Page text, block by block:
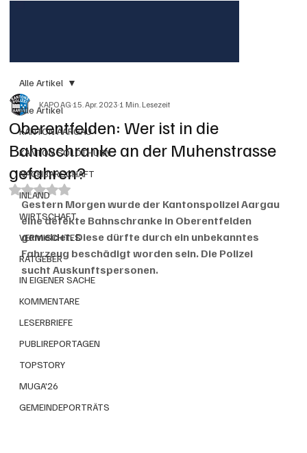
Alle Artikel
KANTON AARGAU
KANTON SOLOTHURN
NACHBARSCHAFT
INLAND
WIRTSCHAFT
VERMISCHTES
RATGEBER
IN EIGENER SACHE
KOMMENTARE
LESERBRIEFE
PUBLIREPORTAGEN
TOPSTORY
MUGA'26
GEMEINDEPORTRÄTS
Alle Artikel
Oberentfelden: Wer ist in die
Bahnschranke an der Muhenstrasse
gefahren?
KAPO AG15. Apr. 20231 Min. Lesezeit
Mit NaN von 5 Sternen bewertet.
Gestern Morgen wurde der Kantonspolizei Aargau
eine defekte Bahnschranke in Oberentfelden
gemeldet. Diese dürfte durch ein unbekanntes
Fahrzeug beschädigt worden sein. Die Polizei
sucht Auskunftspersonen.